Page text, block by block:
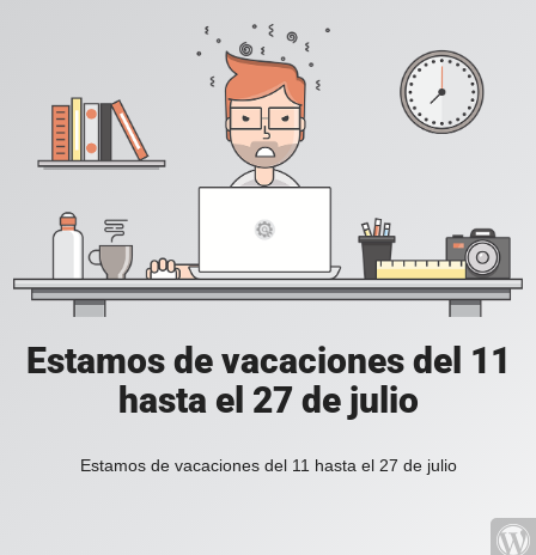
Estamos de vacaciones del 11
hasta el 27 de julio
Estamos de vacaciones del 11 hasta el 27 de julio